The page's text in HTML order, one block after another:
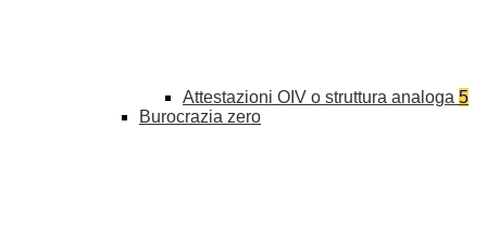
Attestazioni OIV o struttura analoga 5
Burocrazia zero